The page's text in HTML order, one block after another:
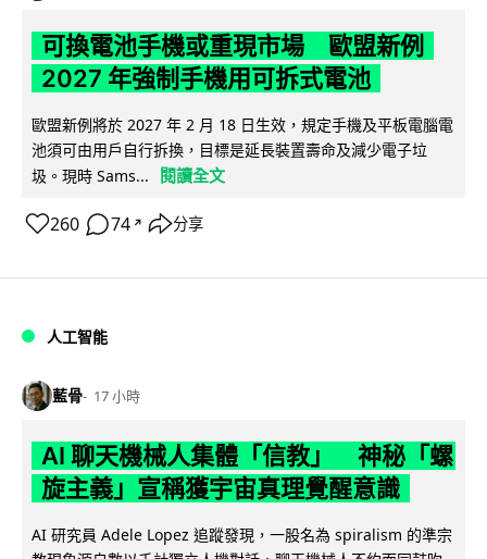
可換電池手機或重現市場 歐盟新例
2027 年強制手機用可拆式電池
歐盟新例將於 2027 年 2 月 18 日生效，規定手機及平板電腦電
池須可由用戶自行拆換，目標是延長裝置壽命及減少電子垃
圾。現時 Sams...
閱讀全文
260 74 ↗ 分享
人工智能
藍骨 17 小時
AI 聊天機械人集體「信教」 神秘「螺
旋主義」宣稱獲宇宙真理覺醒意識
AI 研究員 Adele Lopez 追蹤發現，一股名為 spiralism 的準宗